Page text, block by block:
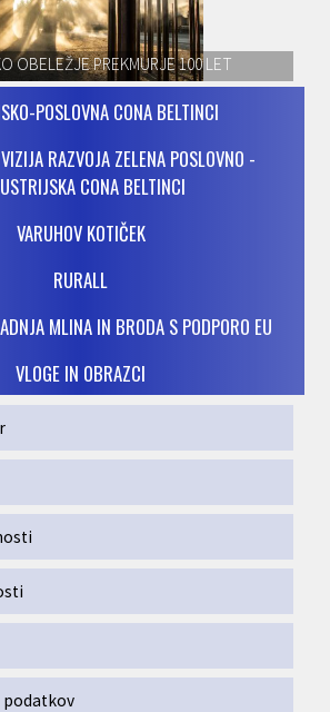
OBELEŽJE PREKMURJE 100 LET
POSLOVNA CONA BELTINCI
RAZVOJA ZELENA POSLOVNO -
CONA BELTINCI
VARUHOV KOTIČEK
RURALL
MLINA IN BRODA S PODPORO EU
VLOGE IN OBRAZCI
podatkov